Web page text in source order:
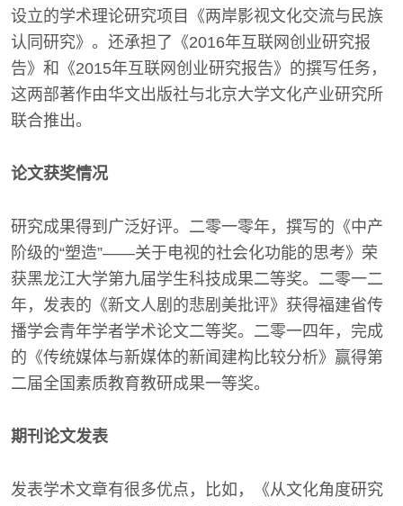
设立的学术理论研究项目《两岸影视文化交流与民族
认同研究》。还承担了《2016年互联网创业研究报
告》和《2015年互联网创业研究报告》的撰写任务，
这两部著作由华文出版社与北京大学文化产业研究所
联合推出。
论文获奖情况
研究成果得到广泛好评。二零一零年，撰写的《中产
阶级的“塑造”——关于电视的社会化功能的思考》荣
获黑龙江大学第九届学生科技成果二等奖。二零一二
年，发表的《新文人剧的悲剧美批评》获得福建省传
播学会青年学者学术论文二等奖。二零一四年，完成
的《传统媒体与新媒体的新闻建构比较分析》赢得第
二届全国素质教育教研成果一等奖。
期刊论文发表
发表学术文章有很多优点，比如，《从文化角度研究